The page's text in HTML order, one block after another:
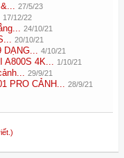
27/5/23
17/12/22
24/10/21
20/10/21
DẠNG... 4/10/21
A800S 4K... 1/10/21
29/9/21
PRO CẢNH... 28/9/21